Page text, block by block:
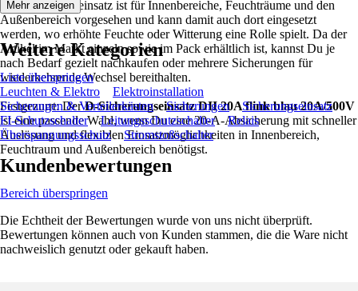
Der Sicherungseinsatz ist für Innenbereiche, Feuchträume und den
Außenbereich vorgesehen und kann damit auch dort eingesetzt
werden, wo erhöhte Feuchte oder Witterung eine Rolle spielt. Da der
Artikel im Markt einzeln sowie im Pack erhältlich ist, kannst Du je
nach Bedarf gezielt nachkaufen oder mehrere Sicherungen für
wiederkehrende Wechsel bereithalten.
Festgezurrt: DerD-Sicherungseinsatz DII 20A flink blau 20A/500V
ist eine passende Wahl, wenn Du eine 20-A-Absicherung mit schneller
Auslösung und flexiblen Einsatzmöglichkeiten in Innenbereich,
Feuchtraum und Außenbereich benötigst.
Mehr anzeigen
Weitere Kategorien
Liste überspringen
Leuchten & Elektro
Elektroinstallation
Sicherungen & Verteilerkästen
Sicherungen
Sicherungseinsatz
FI-Schutzschalter
Leitungsschutzschalter
Relais
Überspannungsschutz
Stromstoßschalter
Kundenbewertungen
Bereich überspringen
Die Echtheit der Bewertungen wurde von uns nicht überprüft.
Bewertungen können auch von Kunden stammen, die die Ware nicht
nachweislich genutzt oder gekauft haben.